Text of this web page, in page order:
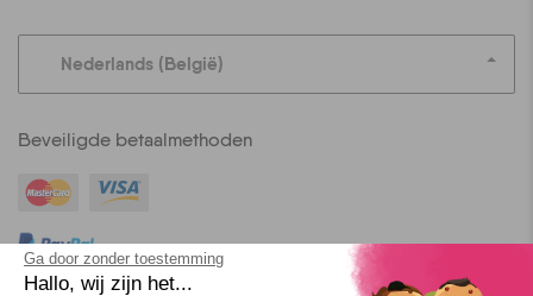
Nederlands (België)
Beveiligde betaalmethoden
Ook mogelijk om in 2 keer te betalen
Ga door zonder toestemming
Hallo, wij zijn het...